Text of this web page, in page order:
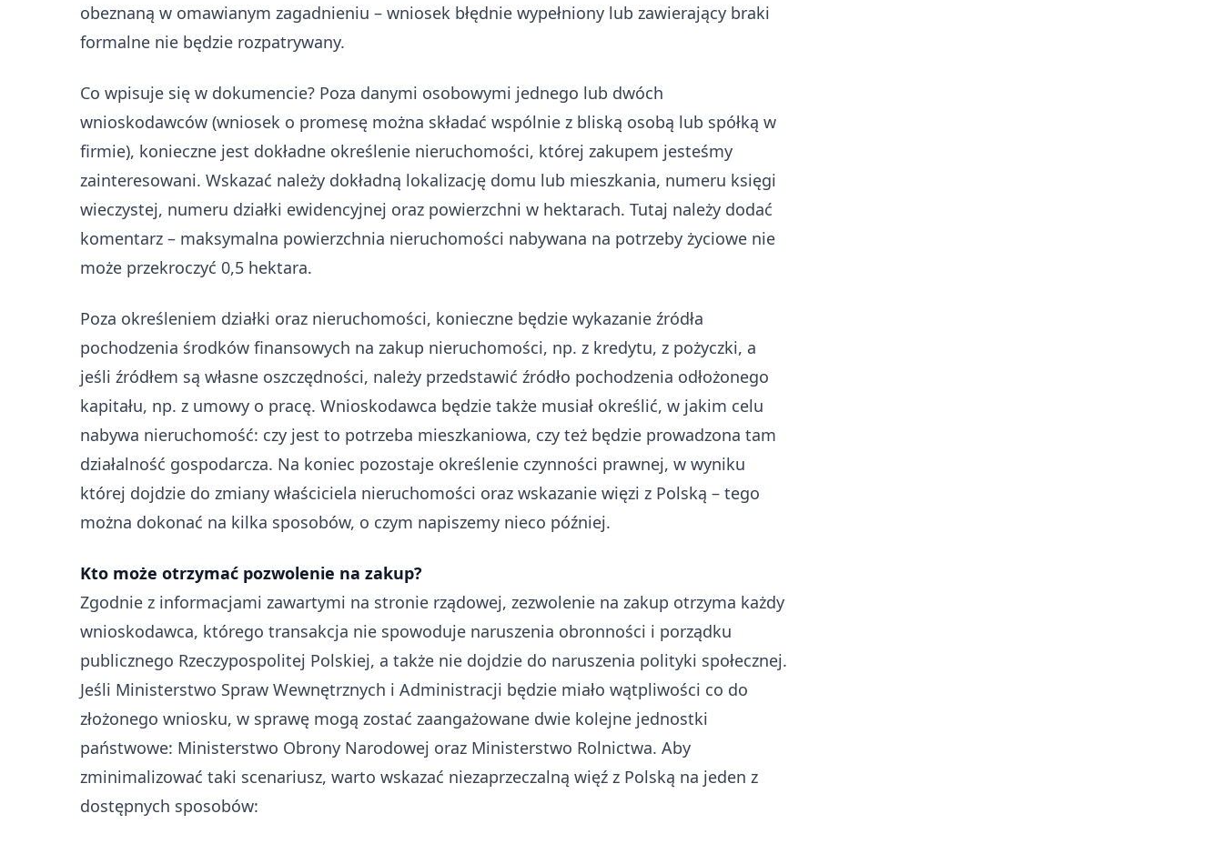
obeznaną w omawianym zagadnieniu – wniosek błędnie wypełniony lub zawierający braki
formalne nie będzie rozpatrywany.
Co wpisuje się w dokumencie? Poza danymi osobowymi jednego lub dwóch
wnioskodawców (wniosek o promesę można składać wspólnie z bliską osobą lub spółką w
firmie), konieczne jest dokładne określenie nieruchomości, której zakupem jesteśmy
zainteresowani. Wskazać należy dokładną lokalizację domu lub mieszkania, numeru księgi
wieczystej, numeru działki ewidencyjnej oraz powierzchni w hektarach. Tutaj należy dodać
komentarz – maksymalna powierzchnia nieruchomości nabywana na potrzeby życiowe nie
może przekroczyć 0,5 hektara.
Poza określeniem działki oraz nieruchomości, konieczne będzie wykazanie źródła
pochodzenia środków finansowych na zakup nieruchomości, np. z kredytu, z pożyczki, a
jeśli źródłem są własne oszczędności, należy przedstawić źródło pochodzenia odłożonego
kapitału, np. z umowy o pracę. Wnioskodawca będzie także musiał określić, w jakim celu
nabywa nieruchomość: czy jest to potrzeba mieszkaniowa, czy też będzie prowadzona tam
działalność gospodarcza. Na koniec pozostaje określenie czynności prawnej, w wyniku
której dojdzie do zmiany właściciela nieruchomości oraz wskazanie więzi z Polską – tego
można dokonać na kilka sposobów, o czym napiszemy nieco później.
Kto może otrzymać pozwolenie na zakup?
Zgodnie z informacjami zawartymi na stronie rządowej, zezwolenie na zakup otrzyma każdy
wnioskodawca, którego transakcja nie spowoduje naruszenia obronności i porządku
publicznego Rzeczypospolitej Polskiej, a także nie dojdzie do naruszenia polityki społecznej.
Jeśli Ministerstwo Spraw Wewnętrznych i Administracji będzie miało wątpliwości co do
złożonego wniosku, w sprawę mogą zostać zaangażowane dwie kolejne jednostki
państwowe: Ministerstwo Obrony Narodowej oraz Ministerstwo Rolnictwa. Aby
zminimalizować taki scenariusz, warto wskazać niezaprzeczalną więź z Polską na jeden z
dostępnych sposobów: